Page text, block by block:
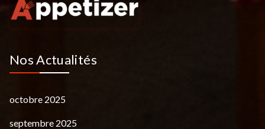
Nos Actualités
octobre 2025
septembre 2025